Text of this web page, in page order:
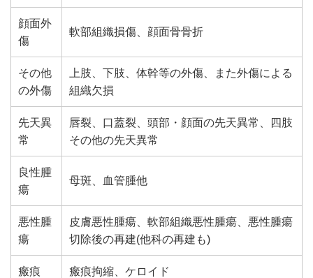
顔面外
傷
軟部組織損傷、顔面骨骨折
その他
の外傷
上肢、下肢、体幹等の外傷、また外傷による
組織欠損
先天異
常
唇裂、口蓋裂、頭部・顔面の先天異常、四肢
その他の先天異常
良性腫
瘍
母斑、血管腫他
悪性腫
瘍
皮膚悪性腫瘍、軟部組織悪性腫瘍、悪性腫瘍
切除後の再建(他科の再建も)
瘢痕 瘢痕拘縮、ケロイド